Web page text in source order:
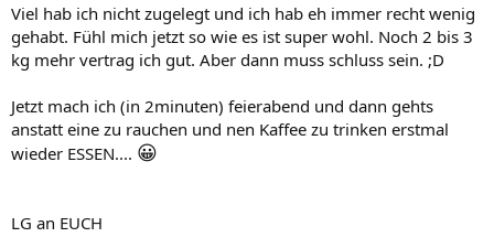
Viel hab ich nicht zugelegt und ich hab eh immer recht wenig
gehabt. Fühl mich jetzt so wie es ist super wohl. Noch 2 bis 3
kg mehr vertrag ich gut. Aber dann muss schluss sein. ;D
Jetzt mach ich (in 2minuten) feierabend und dann gehts
anstatt eine zu rauchen und nen Kaffee zu trinken erstmal
wieder ESSEN.... 😀
LG an EUCH